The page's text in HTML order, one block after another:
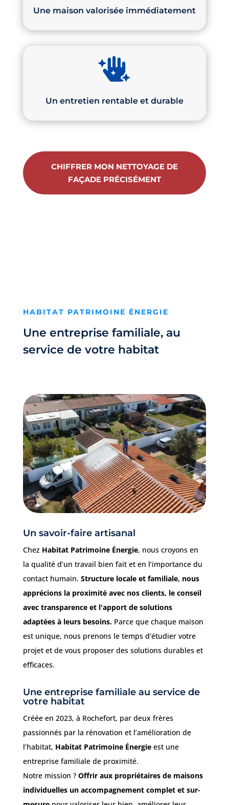
Une maison valorisée immédiatement

Un entretien rentable et durable
CHIFFRER MON NETTOYAGE DE
FAÇADE PRÉCISÉMENT
HABITAT PATRIMOINE ÉNERGIE
Une entreprise familiale, au
service de votre habitat
Une entreprise familiale au service de
votre habitat
Créée en 2023, à Rochefort, par deux frères
passionnés par la rénovation et l’amélioration de
l’habitat, Habitat Patrimoine Énergieest une
entreprise familiale de proximité.
Notre mission ? Offrir aux propriétaires de maisons
individuelles un accompagnement complet et sur-
Un savoir-faire artisanal
Chez Habitat Patrimoine Énergie, nous croyons en
la qualité d’un travail bien fait et en l’importance du
contact humain. Structure locale et familiale, nous
apprécions la proximité avec nos clients, le conseil
avec transparence et l'apport de solutions
adaptées à leurs besoins.Parce que chaque maison
est unique, nous prenons le temps d’étudier votre
projet et de vous proposer des solutions durables et
efficaces.